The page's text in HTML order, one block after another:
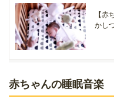
【
かし
赤ちゃんの睡眠音楽